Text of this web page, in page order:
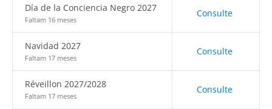
Día de la Conciencia Negro 2027
Faltam 16 meses
Consulte
Navidad 2027
Faltam 17 meses
Consulte
Réveillon 2027/2028
Faltam 17 meses
Consulte